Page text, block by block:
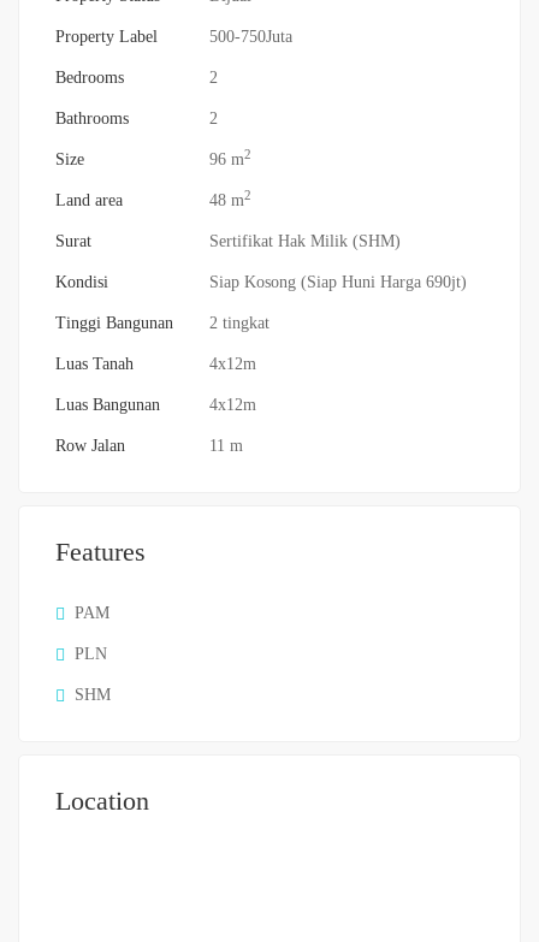
Property Label 500-750Juta
Bedrooms 2
Bathrooms 2
Size 96 m2
Land area 48 m2
Surat Sertifikat Hak Milik (SHM)
Kondisi Siap Kosong (Siap Huni Harga 690jt)
Tinggi Bangunan 2 tingkat
Luas Tanah 4x12m
Luas Bangunan 4x12m
Row Jalan 11 m
Features
PAM
PLN
SHM
Location